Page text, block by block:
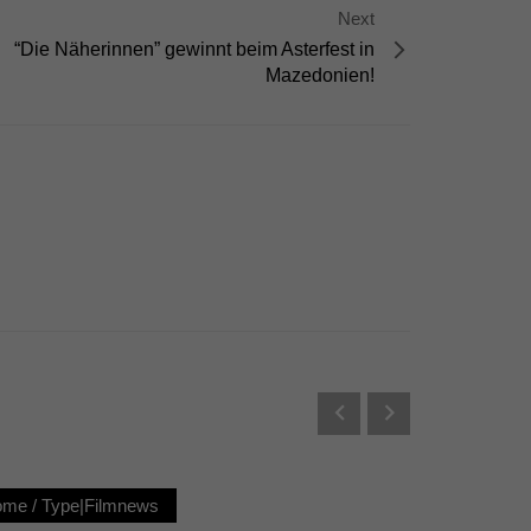
Next
“Die Näherinnen” gewinnt beim Asterfest in
Mazedonien!
/ Type|Filmnews
externen Medien